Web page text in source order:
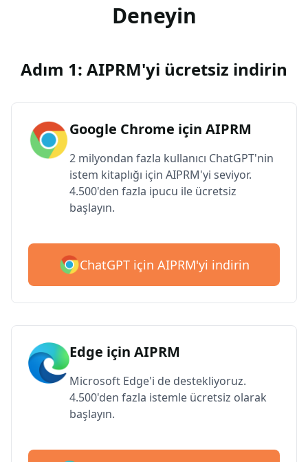
Deneyin
Adım 1: AIPRM'yi ücretsiz indirin
Google Chrome için AIPRM
2 milyondan fazla kullanıcı ChatGPT'nin
istem kitaplığı için AIPRM'yi seviyor.
4.500'den fazla ipucu ile ücretsiz
başlayın.
ChatGPT için AIPRM'yi indirin
Edge için AIPRM
Microsoft Edge'i de destekliyoruz.
4.500'den fazla istemle ücretsiz olarak
başlayın.